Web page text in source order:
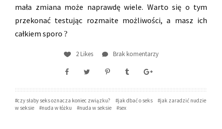
mała zmiana może naprawdę wiele. Warto się o tym
przekonać testując rozmaite możliwości, a masz ich
całkiem sporo ?
2 Likes Brak komentarzy
czy słaby seks oznacza koniec związku? jak dbać o seks
jak zaradzić nudzie
w seksie
nuda w łóżku nuda w seksie sex